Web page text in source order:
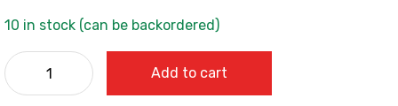
10 in stock (can be backordered)
Add to cart